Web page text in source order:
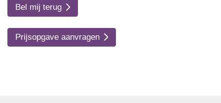
Bel mij terug
Prijsopgave aanvragen